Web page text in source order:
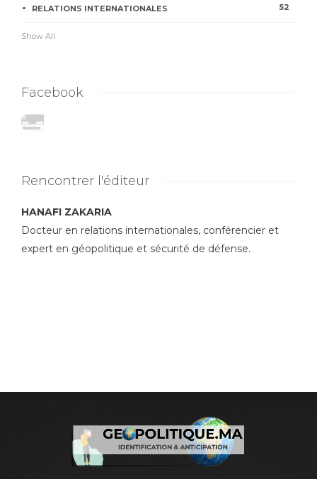
RELATIONS INTERNATIONALES 52
Show All
Facebook
Rencontrer l'éditeur
HANAFI ZAKARIA
Docteur en relations internationales, conférencier et
expert en géopolitique et sécurité de défense.